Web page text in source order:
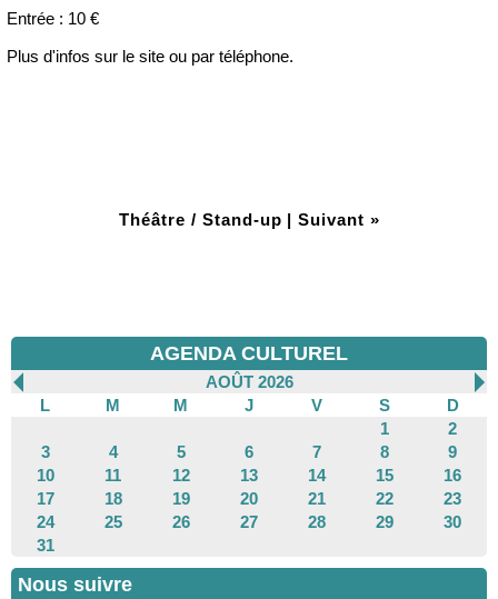
Entrée : 10 €
Plus d'infos sur le site ou par téléphone.
Théâtre / Stand-up | Suivant »
AGENDA CULTUREL
AOÛT 2026
L
M M J V S
D
1
2
3
4 5 6 7 8
9
10
11 12 13 14 15
16
17
18 19 20 21 22
23
24
25 26 27 28 29
30
31
Nous suivre